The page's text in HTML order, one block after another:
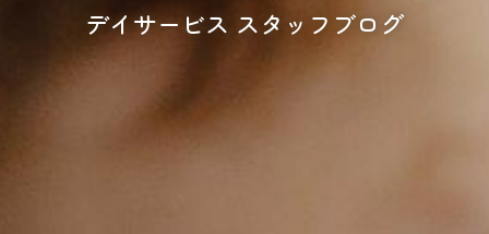
デイサービス スタッフブログ